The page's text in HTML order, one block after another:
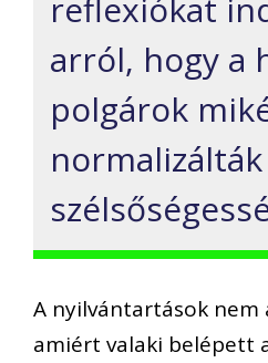
reflexiókat
arról, hogy a
polgárok
normalizálták
A nyilvántartások nem
amiért valaki belépett